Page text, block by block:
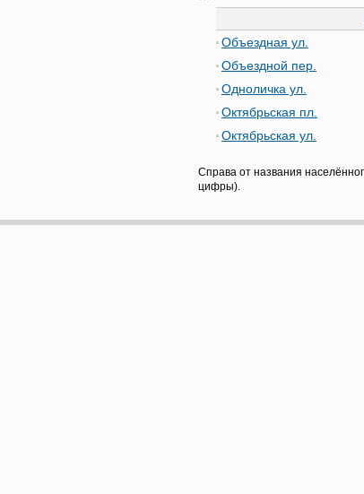
Объездная ул.
Объездной пер.
Одноличка ул.
Октябрьская пл.
Октябрьская ул.
Справа от названия
цифры).